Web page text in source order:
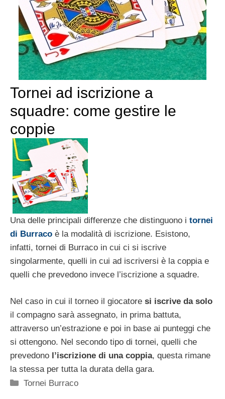
Tornei ad iscrizione a
squadre: come gestire le
coppie
Una delle principali differenze che distinguono i tornei
di Burraco è la modalità di iscrizione. Esistono,
infatti, tornei di Burraco in cui ci si iscrive
singolarmente, quelli in cui ad iscriversi è la coppia e
quelli che prevedono invece l’iscrizione a squadre.
Nel caso in cui il torneo il giocatore si iscrive da solo
il compagno sarà assegnato, in prima battuta,
attraverso un’estrazione e poi in base ai punteggi che
si ottengono. Nel secondo tipo di tornei, quelli che
prevedono l’iscrizione di una coppia, questa rimane
la stessa per tutta la durata della gara.
Categorie
Tornei Burraco